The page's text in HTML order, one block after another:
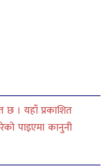
छ । यहाँ प्रकाशित
पाइएमा कानुनी